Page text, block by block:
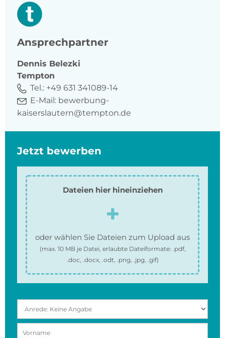
Ansprechpartner
Dennis Belezki
Tempton
Tel.: +49 631 341089-14
E-Mail: bewerbung-
kaiserslautern@tempton.de
Jetzt bewerben
Dateien hier hineinziehen
oder wählen Sie Dateien zum Upload aus
(max. 10 MBje Datei, erlaubte Dateiformate: .pdf,
.doc, .docx, .odt, .png, .jpg, .gif)